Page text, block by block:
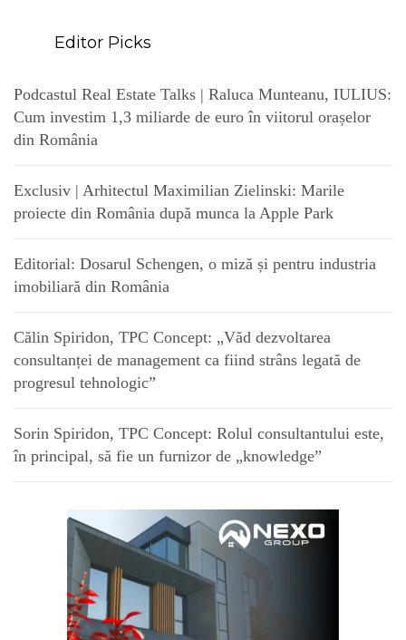
Editor Picks
Podcastul Real Estate Talks | Raluca Munteanu, IULIUS:
Cum investim 1,3 miliarde de euro în viitorul orașelor
din România
Exclusiv | Arhitectul Maximilian Zielinski: Marile
proiecte din România după munca la Apple Park
Editorial: Dosarul Schengen, o miză și pentru industria
imobiliară din România
Călin Spiridon, TPC Concept: „Văd dezvoltarea
consultanței de management ca fiind strâns legată de
progresul tehnologic”
Sorin Spiridon, TPC Concept: Rolul consultantului este,
în principal, să fie un furnizor de „knowledge”